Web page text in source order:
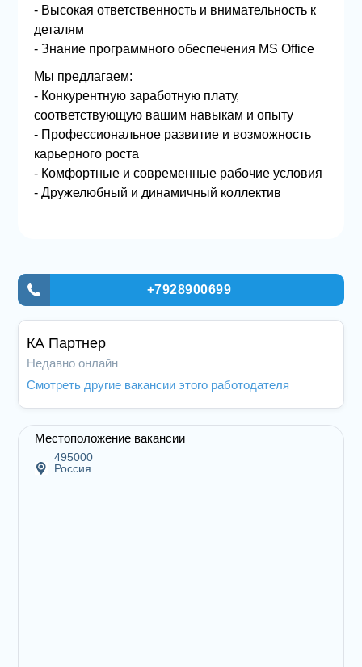
- Высокая ответственность и внимательность к
деталям
- Знание программного обеспечения MS Office
Мы предлагаем:
- Конкурентную заработную плату,
соответствующую вашим навыкам и опыту
- Профессиональное развитие и возможность
карьерного роста
- Комфортные и современные рабочие условия
- Дружелюбный и динамичный коллектив
+7928900699
КА Партнер
Недавно онлайн
Смотреть другие вакансии этого работодателя
Местоположение вакансии
495000
Россия